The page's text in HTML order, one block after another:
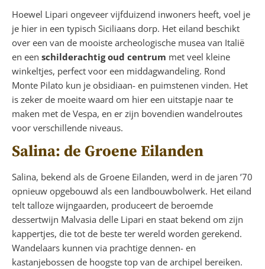
Hoewel Lipari ongeveer vijfduizend inwoners heeft, voel je
je hier in een typisch Siciliaans dorp. Het eiland beschikt
over een van de mooiste archeologische musea van Italië
en een schilderachtig oud centrum met veel kleine
winkeltjes, perfect voor een middagwandeling. Rond
Monte Pilato kun je obsidiaan- en puimstenen vinden. Het
is zeker de moeite waard om hier een uitstapje naar te
maken met de Vespa, en er zijn bovendien wandelroutes
voor verschillende niveaus.
Salina: de Groene Eilanden
Salina, bekend als de Groene Eilanden, werd in de jaren ’70
opnieuw opgebouwd als een landbouwbolwerk. Het eiland
telt talloze wijngaarden, produceert de beroemde
dessertwijn Malvasia delle Lipari en staat bekend om zijn
kappertjes, die tot de beste ter wereld worden gerekend.
Wandelaars kunnen via prachtige dennen- en
kastanjebossen de hoogste top van de archipel bereiken.